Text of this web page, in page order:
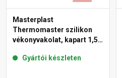
Masterplast
Thermomaster szilikon
vékonyvakolat, kapart 1,5
Gyártói készleten